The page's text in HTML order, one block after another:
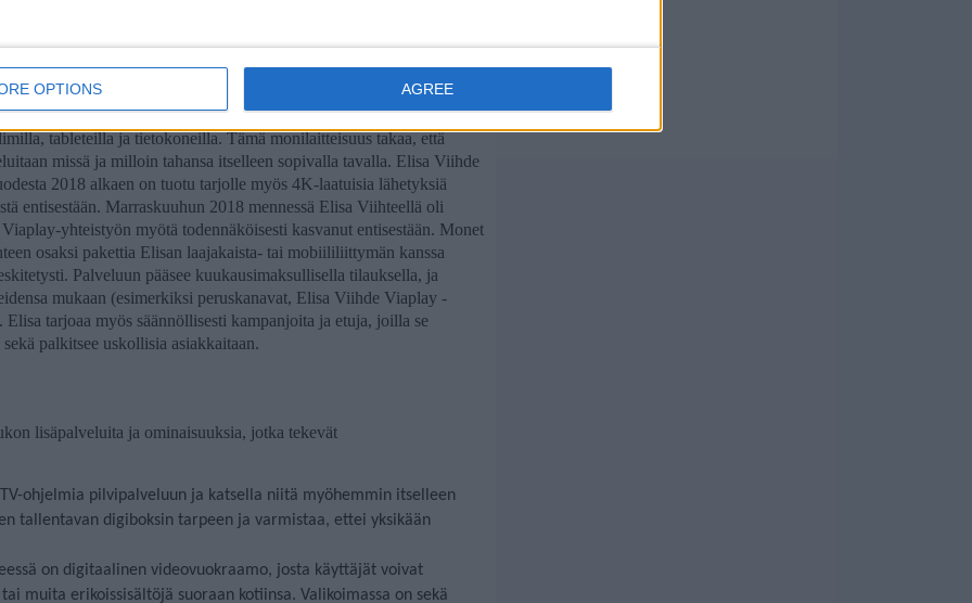
OPTIONS AGREE
koko maan laajuinen, sillä palvelu toimii internet-yhteyden yli ja
kuka tahansa Suomessa voi hankkia Elisa Viihteen tilauksen
nopea laajakaista- tai mobiiliyhteys. Alun perin Elisa Viihde
sisältöä ja toimintoja (kuten tallennusta) pystyi käyttämään
käsiksi monilla eri laitteilla erillisen sovelluksen tai
tableteilla ja tietokoneilla. Tämä monilaitteisuus takaa, että
missä ja milloin tahansa itselleen sopivalla tavalla. Elisa Viihde
2018 alkaen on tuotu tarjolle myös 4K-laatuisia lähetyksiä
entisestään. Marraskuuhun 2018 mennessä Elisa Viihteellä oli
yhteistyön myötä todennäköisesti kasvanut entisestään. Monet
osaksi pakettia Elisan laajakaista- tai mobiililiittymän kanssa
Palveluun pääsee kuukausimaksullisella tilauksella, ja
mukaan (esimerkiksi peruskanavat, Elisa Viihde Viaplay -
tarjoaa myös säännöllisesti kampanjoita ja etuja, joilla se
palkitsee uskollisia asiakkaitaan.
lisäpalveluita ja ominaisuuksia, jotka tekevät
ohjelmia pilvipalveluun ja katsella niitä myöhemmin itselleen
tallentavan digiboksin tarpeen ja varmistaa, ettei yksikään
on digitaalinen videovuokraamo, josta käyttäjät voivat
muita erikoissisältöjä suoraan kotiinsa. Valikoimassa on sekä